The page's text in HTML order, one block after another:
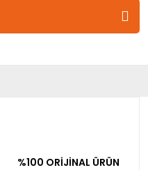
%100 ORİJİNAL ÜRÜN